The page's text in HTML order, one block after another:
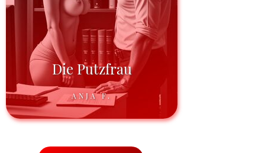
Die Putzfrau
ANJA F.